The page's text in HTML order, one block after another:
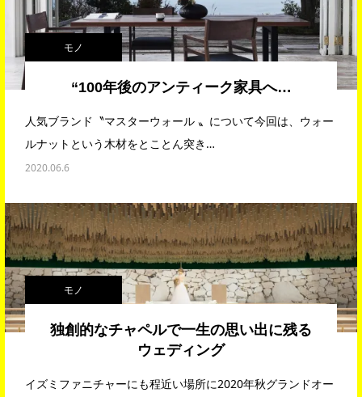
モノ
“100年後のアンティーク家具へ…
人気ブランド〝マスターウォール 〟について今回は、ウォー
ルナットという木材をとことん突き…
2020.06.6
モノ
独創的なチャペルで一生の思い出に残る
ウェディング
イズミファニチャーにも程近い場所に2020年秋グランドオー